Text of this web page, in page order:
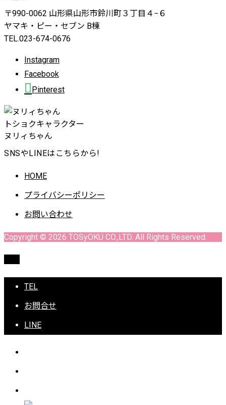
〒990-0062 山形県山形市鈴川町３丁目４−６
ヤマキ・ピー・セブン B棟
TEL.023-674-0676
Instagram
Facebook
Pinterest
トショクキャラクター
ヌリィちゃん
SNSやLINEはこちらから!
HOME
プライバシーポリシー
お問い合わせ
Copyright © 2026 TOSyOKU CO.,LTD. All Rights Reserved.
TEL
お問合せ
LINE